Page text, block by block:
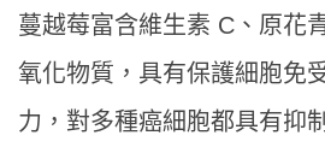
蔓越莓富含維生素 C、原花
氧化物質，具有保護細胞免
力，對多種癌細胞都具有抑